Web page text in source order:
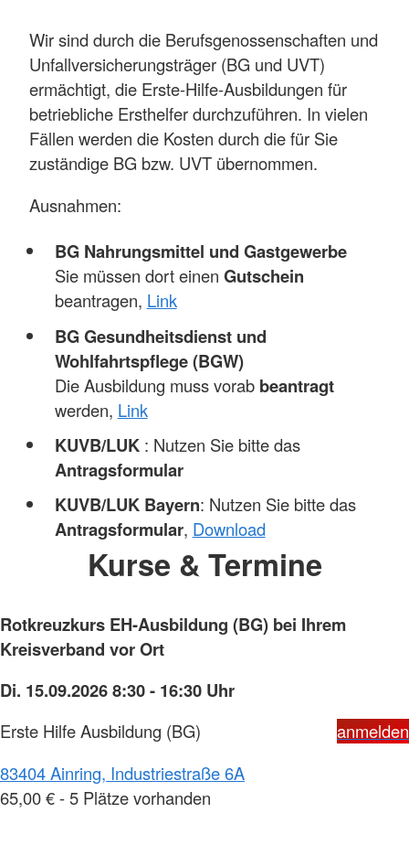
Wir sind durch die Berufsgenossenschaften und
Unfallversicherungsträger (BG und UVT)
ermächtigt, die Erste-Hilfe-Ausbildungen für
betriebliche Ersthelfer durchzuführen. In vielen
Fällen werden die Kosten durch die für Sie
zuständige BG bzw. UVT übernommen.
Ausnahmen:
BG Nahrungsmittel und Gastgewerbe
Sie müssen dort einen Gutschein
beantragen, Link
BG Gesundheitsdienst und
Wohlfahrtspflege (BGW)
Die Ausbildung muss vorab beantragt
werden, Link
KUVB/LUK : Nutzen Sie bitte das
Antragsformular
KUVB/LUK Bayern: Nutzen Sie bitte das
Antragsformular, Download
Kurse & Termine
Rotkreuzkurs EH-Ausbildung (BG) bei Ihrem
Kreisverband vor Ort
Di. 15.09.2026 8:30 - 16:30 Uhr
Erste Hilfe Ausbildung (BG)
anmelden
83404 Ainring, Industriestraße 6A
65,00 € - 5 Plätze vorhanden